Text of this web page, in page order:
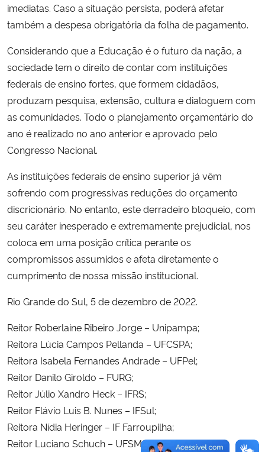
imediatas. Caso a situação persista, poderá afetar
também a despesa obrigatória da folha de pagamento.
Considerando que a Educação é o futuro da nação, a
sociedade tem o direito de contar com instituições
federais de ensino fortes, que formem cidadãos,
produzam pesquisa, extensão, cultura e dialoguem com
as comunidades. Todo o planejamento orçamentário do
ano é realizado no ano anterior e aprovado pelo
Congresso Nacional.
As instituições federais de ensino superior já vêm
sofrendo com progressivas reduções do orçamento
discricionário. No entanto, este derradeiro bloqueio, com
seu caráter inesperado e extremamente prejudicial, nos
coloca em uma posição crítica perante os
compromissos assumidos e afeta diretamente o
cumprimento de nossa missão institucional.
Rio Grande do Sul, 5 de dezembro de 2022.
Reitor Roberlaine Ribeiro Jorge – Unipampa;
Reitora Lúcia Campos Pellanda – UFCSPA;
Reitora Isabela Fernandes Andrade – UFPel;
Reitor Danilo Giroldo – FURG;
Reitor Júlio Xandro Heck – IFRS;
Reitor Flávio Luis B. Nunes – IFSul;
Reitora Nídia Heringer – IF Farroupilha;
Reitor Luciano Schuch – UFSM;